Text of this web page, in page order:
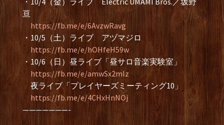
亘
https://fb.me/e/6AvzwRavg
・10/5（土）ライブ アヅマジロ
https://fb.me/e/hOHfeH59w
・10/6（日）昼ライブ「昼サロ音楽実験室」
https://fb.me/e/amwSx2mIz
夜ライブ「プレイヤーズミーティング10」
https://fb.me/e/4CHxHnNOj
———————-